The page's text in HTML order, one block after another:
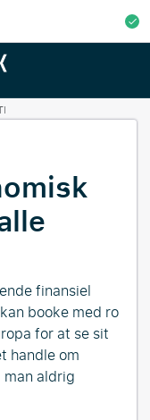
100% Økonomisk
finansiel
booke med ro
for at se sit
handle om
aldrig